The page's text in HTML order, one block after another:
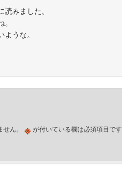
みました。
うな。
ん。 ※が付いている欄は必須項目です